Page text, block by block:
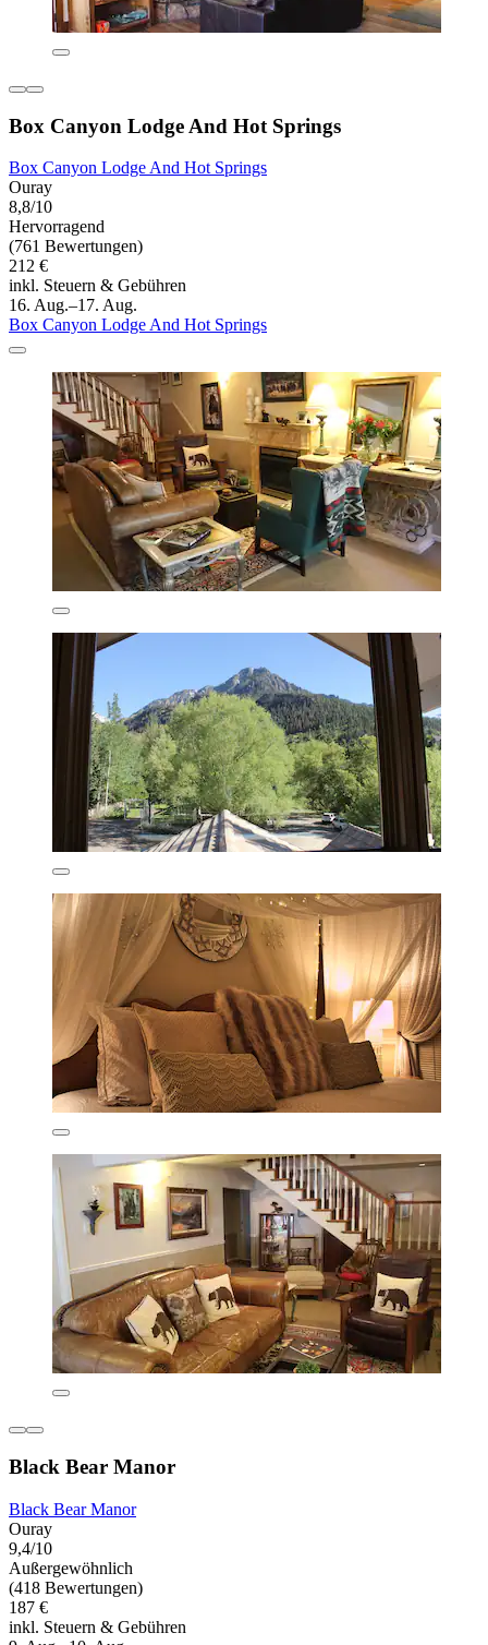
Box Canyon Lodge And Hot Springs
Box Canyon Lodge And Hot Springs
Ouray
8,8/10
Hervorragend
(761 Bewertungen)
212 €
inkl. Steuern & Gebühren
16. Aug.–17. Aug.
Box Canyon Lodge And Hot Springs
Black Bear Manor
Black Bear Manor
Ouray
9,4/10
Außergewöhnlich
(418 Bewertungen)
187 €
inkl. Steuern & Gebühren